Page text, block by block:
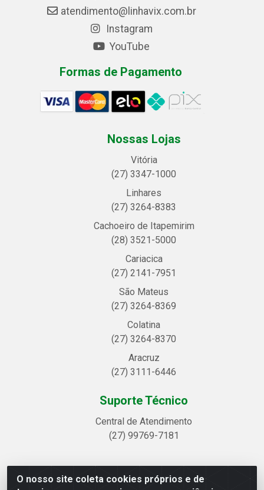
O nosso site coleta cookies próprios e de
atendimento@linhavix.com.br
Instagram
YouTube
Formas de Pagamento
Nossas Lojas
Vitória
(27) 3347-1000
Linhares
(27) 3264-8383
Cachoeiro de Itapemirim
(28) 3521-5000
Cariacica
(27) 2141-7951
São Mateus
(27) 3264-8369
Colatina
(27) 3264-8370
Aracruz
(27) 3111-6446
Suporte Técnico
Central de Atendimento
(27) 99769-7181
Linhavix Distribuidora LTDA - Avenida Alegre, 2521 -